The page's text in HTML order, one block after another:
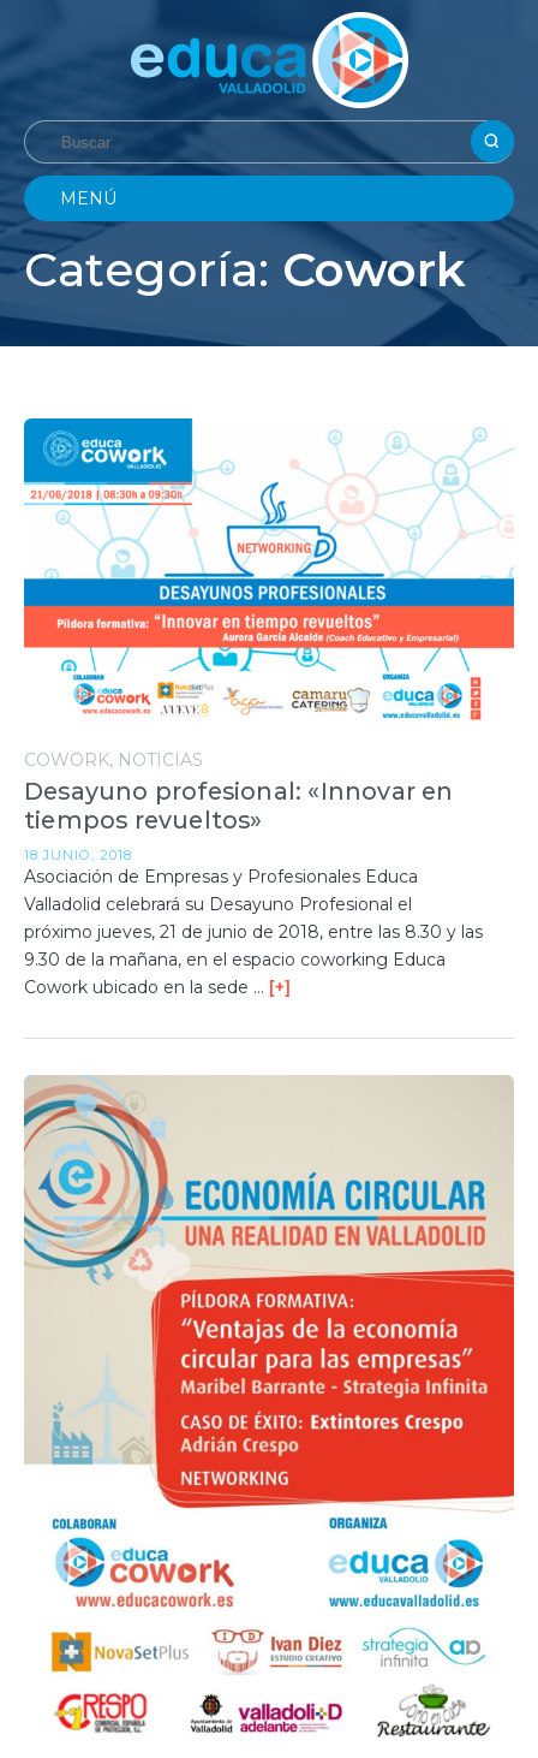
MENÚ
Categoría: Cowork
COWORK NOTICIAS
Desayuno profesional: «Innovar en
tiempos revueltos»
18 JUNIO, 2018
Asociación de Empresas y Profesionales Educa
Valladolid celebrará su Desayuno Profesional el
próximo jueves, 21 de junio de 2018, entre las 8.30 y las
9.30 de la mañana, en el espacio coworking Educa
Cowork ubicado en la sede … [+]